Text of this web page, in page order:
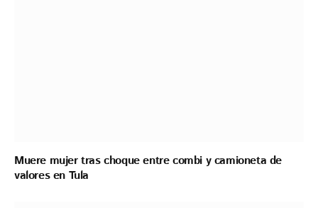
Muere mujer tras choque entre combi y camioneta de
valores en Tula